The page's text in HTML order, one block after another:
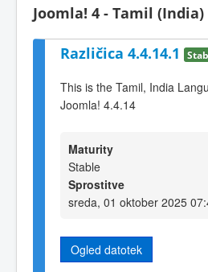
Joomla! 4 - Tamil (India)
Različica 4.4.14.1
This is the Tamil, India
Joomla! 4.4.14
Maturity
Stable
Sprostitve
sreda, 01 oktober 2025
Ogled datotek